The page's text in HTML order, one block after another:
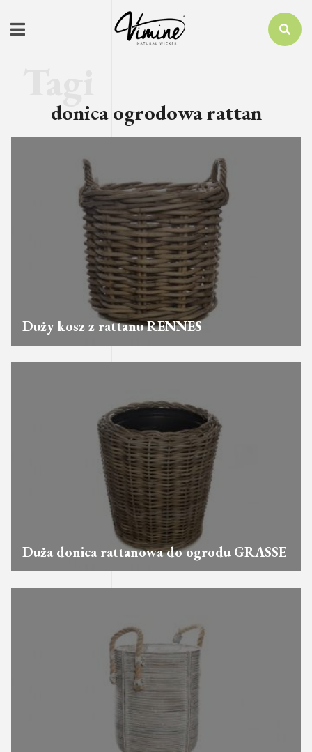
donica ogrodowa rattan
Duży kosz z rattanu RENNES
Duża donica rattanowa do ogrodu GRASSE